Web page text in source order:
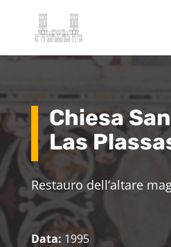
Chiesa
Las
Restauro dell’altare
Data: 1995